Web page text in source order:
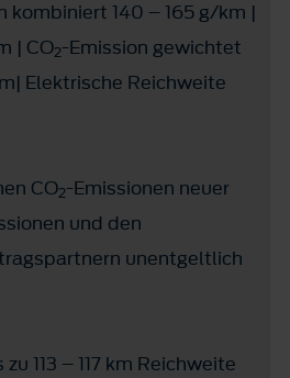
kombiniert 140 – 165 g/km |
| CO2-Emission gewichtet
Elektrische Reichweite
CO2-Emissionen neuer
und den
unentgeltlich
113 – 117 km Reichweite